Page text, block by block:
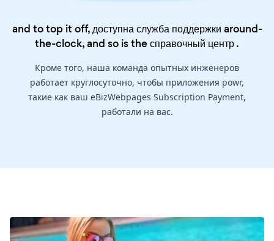
and to top it off, доступна служба поддержки around-
the-clock, and so is theсправочный центр.
Кроме того, наша команда опытных инженеров
работает круглосуточно, чтобы приложения powr,
такие как ваш eBizWebpages Subscription Payment,
работали на вас.